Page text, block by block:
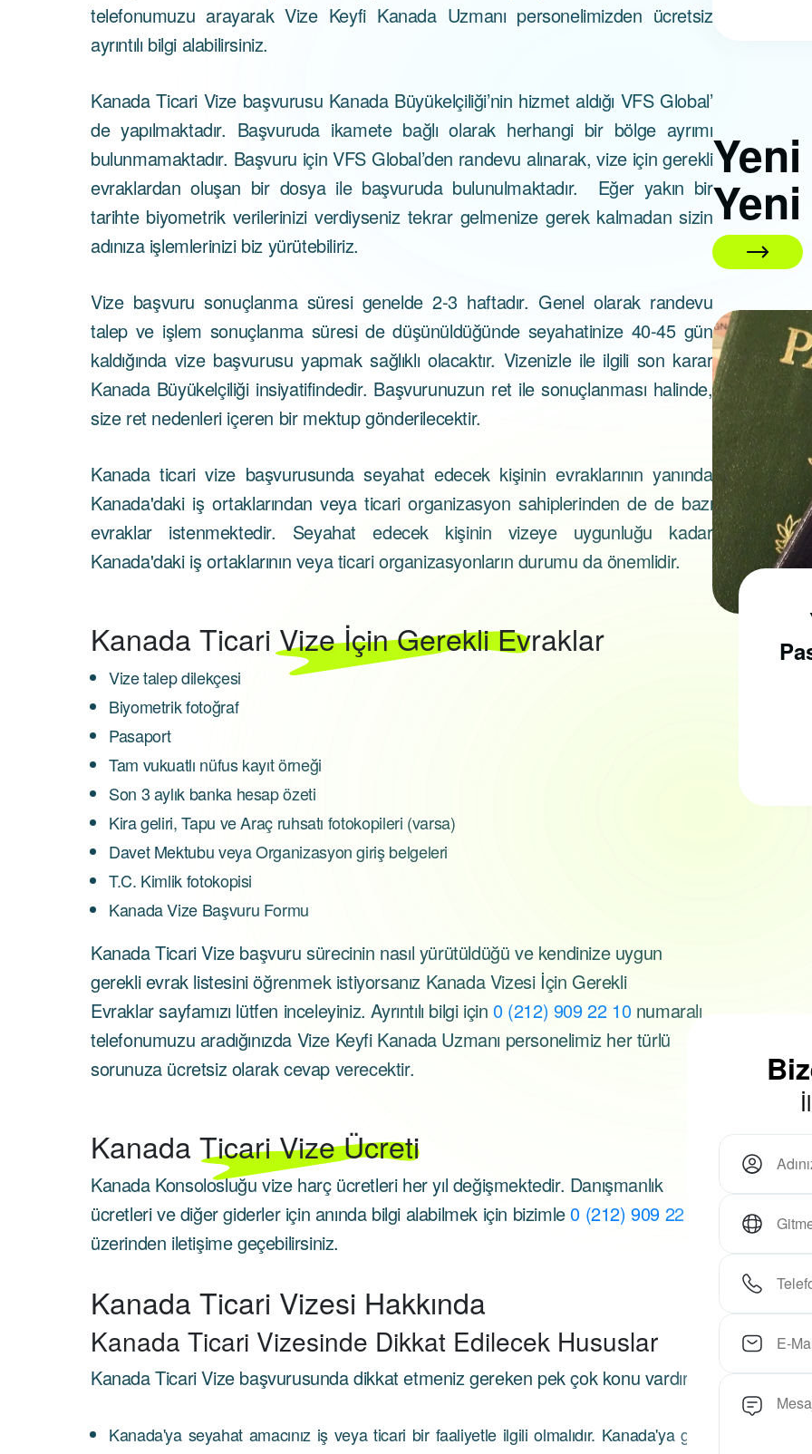
telefonumuzu arayarak Vize Keyfi Kanada Uzmanı personelimizden ücretsiz
ayrıntılı bilgi alabilirsiniz.
Kanada Ticari Vize başvurusu Kanada Büyükelçiliği’nin hizmet aldığı VFS Global’
de yapılmaktadır. Başvuruda ikamete bağlı olarak herhangi bir bölge ayrımı
bulunmamaktadır. Başvuru için VFS Global’den randevu alınarak, vize için gerekli
evraklardan oluşan bir dosya ile başvuruda bulunulmaktadır. Eğer yakın bir
tarihte biyometrik verilerinizi verdiyseniz tekrar gelmenize gerek kalmadan sizin
adınıza işlemlerinizi biz yürütebiliriz.
Vize başvuru sonuçlanma süresi genelde 2-3 haftadır. Genel olarak randevu
talep ve işlem sonuçlanma süresi de düşünüldüğünde seyahatinize 40-45 gün
kaldığında vize başvurusu yapmak sağlıklı olacaktır. Vizenizle ile ilgili son karar
Kanada Büyükelçiliği insiyatifindedir. Başvurunuzun ret ile sonuçlanması halinde,
size ret nedenleri içeren bir mektup gönderilecektir.
Kanada ticari vize başvurusunda seyahat edecek kişinin evraklarının yanında
Kanada'daki iş ortaklarından veya ticari organizasyon sahiplerinden de de bazı
evraklar istenmektedir. Seyahat edecek kişinin vizeye uygunluğu kadar
Kanada'daki iş ortaklarının veya ticari organizasyonların durumu da önemlidir.
KanadaTicari Vize İçin Gerekli Evraklar
Vize talep dilekçesi
Biyometrik fotoğraf
Pasaport
Tam vukuatlı nüfus kayıt örneği
Son 3 aylık banka hesap özeti
Kira geliri, Tapu ve Araç ruhsatı fotokopileri (varsa)
Davet Mektubu veya Organizasyon giriş belgeleri
T.C. Kimlik fotokopisi
Kanada Vize Başvuru Formu
Kanada Ticari Vize başvuru sürecinin nasıl yürütüldüğü ve kendinize uygun
gerekli evrak listesini öğrenmek istiyorsanız Kanada Vizesi İçin Gerekli
Evraklar sayfamızı lütfen inceleyiniz. Ayrıntılı bilgi için 0 (212) 909 22 10numaralı
telefonumuzu aradığınızda Vize Keyfi Kanada Uzmanı personelimiz her türlü
sorunuza ücretsiz olarak cevap verecektir.
KanadaTicari Vize Ücreti
Kanada Konsolosluğu vize harç ücretleri her yıl değişmektedir. Danışmanlık
ücretleri ve diğer giderler için anında bilgi alabilmek için bizimle0 (212) 909 22 10
üzerinden iletişime geçebilirsiniz.
Kanada Ticari Vizesi Hakkında
Kanada Ticari Vizesinde Dikkat Edilecek Hususlar
Kanada Ticari Vize başvurusunda dikkat etmeniz gereken pek çok konu vardır.
Kanada'ya seyahat amacınız iş veya ticari bir faaliyetle ilgili olmalıdır. Kanada'ya gidiş
Yeni
01 Nisan 2026
Alınır?
gerekmektedir...